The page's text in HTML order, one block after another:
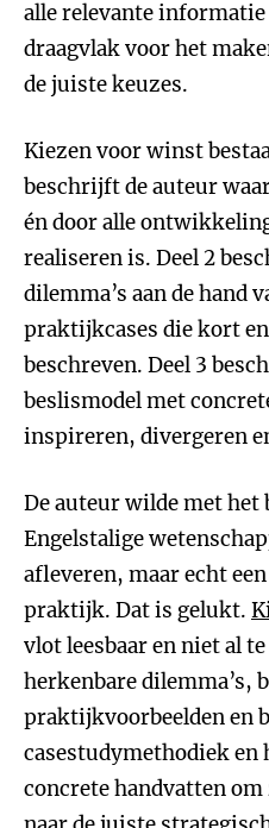
alle relevante informatie
draagvlak voor het
de juiste keuzes.
Kiezen voor winst
beschrijft de auteur
én door alle
realiseren is. Deel 2
dilemma’s aan de hand
praktijkcases die kort
beschreven. Deel 3
beslismodel met
inspireren, divergeren
De auteur wilde met
Engelstalige
afleveren, maar echt
praktijk. Dat is gelukt.
vlot leesbaar en niet al
herkenbare dilemma’s,
praktijkvoorbeelden en
casestudymethodiek en
concrete handvatten om